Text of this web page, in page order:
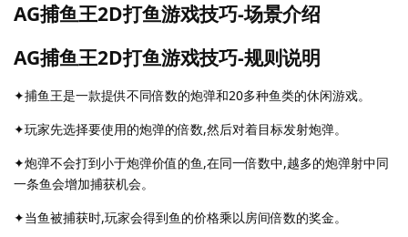
AG捕鱼王2D打鱼游戏技巧-场景介绍
AG捕鱼王2D打鱼游戏技巧-规则说明
✦捕鱼王是一款提供不同倍数的炮弹和20多种鱼类的休闲游戏。
✦玩家先选择要使用的炮弹的倍数,然后对着目标发射炮弹。
✦炮弹不会打到小于炮弹价值的鱼,在同一倍数中,越多的炮弹射中同
一条鱼会增加捕获机会。
✦当鱼被捕获时,玩家会得到鱼的价格乘以房间倍数的奖金。